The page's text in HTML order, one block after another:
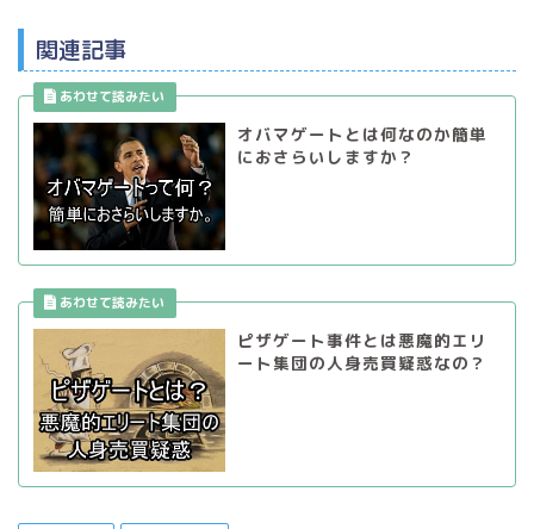
関連記事
オバマゲートとは何なのか簡単
におさらいしますか？
ピザゲート事件とは悪魔的エリ
ート集団の人身売買疑惑なの？